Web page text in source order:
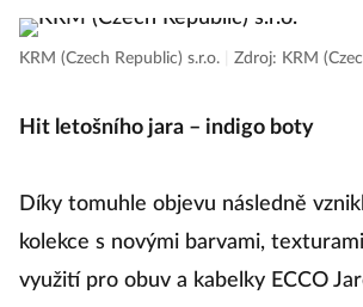
KRM (Czech Republic) s.r.o. Zdroj: KRM
Hit letošního jara – indigo boty
Díky tomuhle objevu následně
kolekce s novými barvami,
využití pro obuv a kabelky ECCO